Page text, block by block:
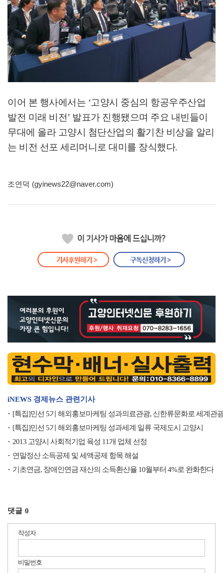
이어 본 행사에서는 ‘고양시 중심의 항공우주산업
발전 미래 비전’ 발표가 진행됐으며 주요 내빈들이
무대에 올라 고양시 첨단산업의 활기찬 비상을 알리
는 비전 선포 세리머니로 대미를 장식했다.
조연덕 (gyinews22@naver.com)
iNEWS 경제뉴스 관련기사
[특집]민선 5기 해외홍보마케팅 성과의료관광, 신한류문화로 세계관
[특집]민선 5기 해외홍보마케팅 성과세계 일류 국제도시 고양시
2013 고양시 사회적기업 육성 11개 업체 선정
연말정산 소득공제 및 세액공제 항목 해설
기초연금, 장애인연금 재산의 소득환산율 10월부터 4%로 완화한다
댓글 0
작성자
비밀번호